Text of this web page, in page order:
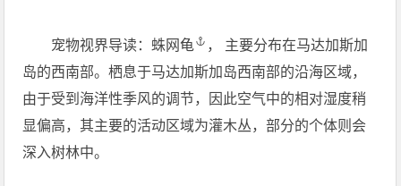
宠物视界导读： 蛛网龟
， 主要分布在马达加斯加
岛的西南部。栖息于马达加斯加岛西南部的沿海区域，
由于受到海洋性季风的调节，因此空气中的相对湿度稍
显偏高，其主要的活动区域为灌木丛，部分的个体则会
深入树林中。